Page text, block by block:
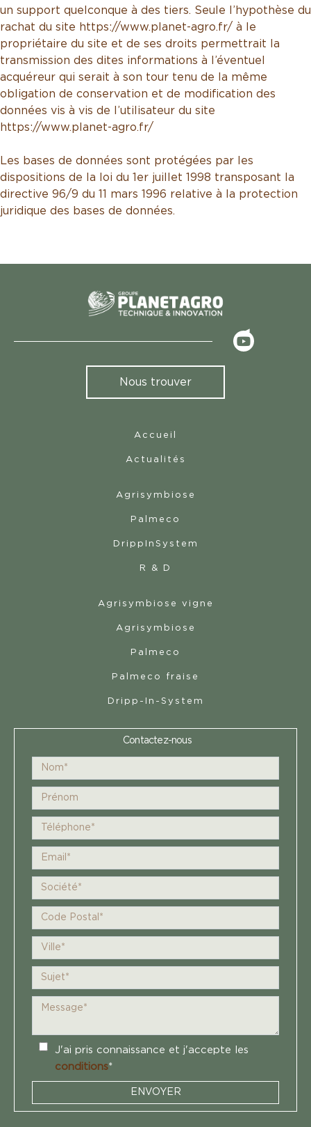
un support quelconque à des tiers. Seule l’hypothèse du
rachat du site https://www.planet-agro.fr/ à le
propriétaire du site et de ses droits permettrait la
transmission des dites informations à l’éventuel
acquéreur qui serait à son tour tenu de la même
obligation de conservation et de modification des
données vis à vis de l’utilisateur du site
https://www.planet-agro.fr/
Les bases de données sont protégées par les
dispositions de la loi du 1er juillet 1998 transposant la
directive 96/9 du 11 mars 1996 relative à la protection
juridique des bases de données.
<
Nous trouver
Accueil
Actualités
Agrisymbiose
Palmeco
DrippInSystem
R & D
Agrisymbiose vigne
Agrisymbiose
Palmeco
Palmeco fraise
Dripp-In-System
Contactez-nous
J'ai pris connaissance et j'accepte les
conditions*
ENVOYER